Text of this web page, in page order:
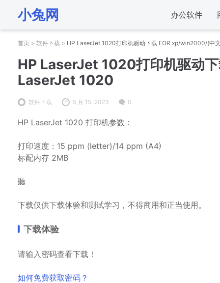
小兔网 办公软件
首页 > 软件下载 > HP LaserJet 1020打印机驱动下载 FOR xp/win2000/(中
HP LaserJet 1020打印机驱动
LaserJet 1020
软件下载 5 月 15, 2023 0
HP LaserJet 1020 打印机参数：
打印速度：15 ppm (letter)/14 ppm (A4)
标配内存 2MB
聽
下载仅供下载体验和测试学习，不得商用和正当使用。
下载体验
请输入密码查看下载！
如何免费获取密码？